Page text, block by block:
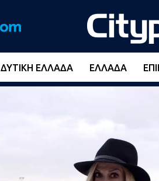
ΔΥΤΙΚΉ ΕΛΛΆΔΑ ΕΛΛΆΔΑ